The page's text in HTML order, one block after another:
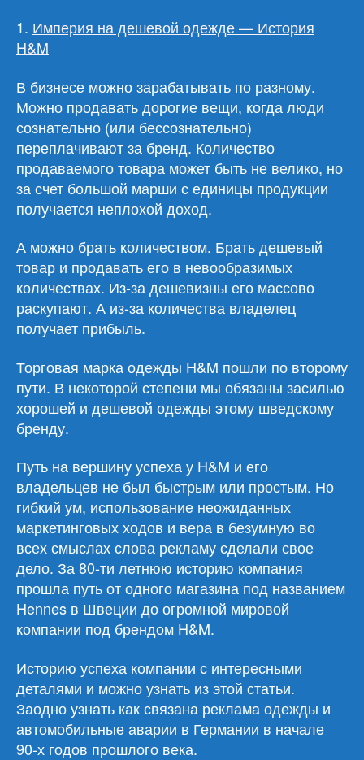
1. Империя на дешевой одежде — История
H&M
В бизнесе можно зарабатывать по разному.
Можно продавать дорогие вещи, когда люди
сознательно (или бессознательно)
переплачивают за бренд. Количество
продаваемого товара может быть не велико, но
за счет большой марши с единицы продукции
получается неплохой доход.
А можно брать количеством. Брать дешевый
товар и продавать его в невообразимых
количествах. Из-за дешевизны его массово
раскупают. А из-за количества владелец
получает прибыль.
Торговая марка одежды H&M пошли по второму
пути. В некоторой степени мы обязаны засилью
хорошей и дешевой одежды этому шведскому
бренду.
Путь на вершину успеха у H&M и его
владельцев не был быстрым или простым. Но
гибкий ум, использование неожиданных
маркетинговых ходов и вера в безумную во
всех смыслах слова рекламу сделали свое
дело. За 80-ти летнюю историю компания
прошла путь от одного магазина под названием
Hennes в Швеции до огромной мировой
компании под брендом H&M.
Историю успеха компании с интересными
деталями и можно узнать из этой статьи.
Заодно узнать как связана реклама одежды и
автомобильные аварии в Германии в начале
90-х годов прошлого века.